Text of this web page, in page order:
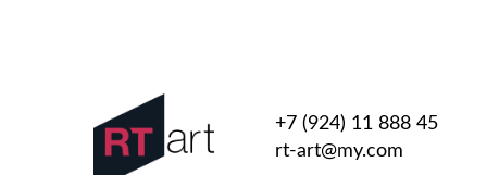
+7 (924) 11 888 45
rt-art@my.com